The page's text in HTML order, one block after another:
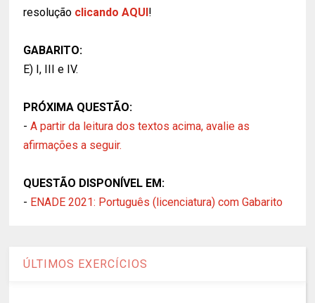
resolução clicando AQUI!
GABARITO:
E) I, III e IV.
PRÓXIMA QUESTÃO:
-A partir da leitura dos textos acima, avalie as
afirmações a seguir.
QUESTÃO DISPONÍVEL EM:
- ENADE 2021: Português (licenciatura) com Gabarito
ÚLTIMOS EXERCÍCIOS